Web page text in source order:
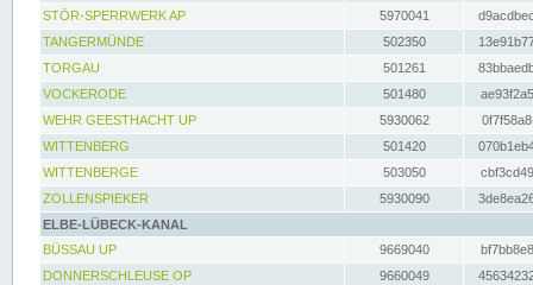
STÖR-SPERRWERK AP 5970041
TANGERMÜNDE
502350
TORGAU
501261
VOCKERODE
501480
WEHR GEESTHACHT UP
5930062
WITTENBERG
501420
WITTENBERGE
503050
ZOLLENSPIEKER
5930090
ELBE-LÜBECK-KANAL
BÜSSAU UP
9669040
DONNERSCHLEUSE OP
9660049